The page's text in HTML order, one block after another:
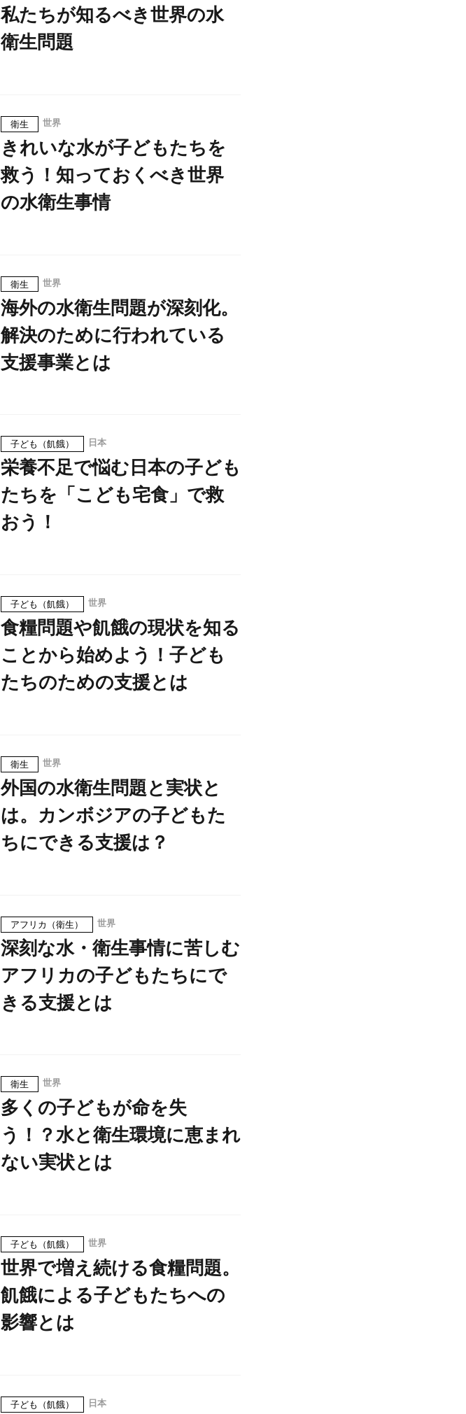
私たちが知るべき世界の水
衛生問題
衛生 世界
きれいな水が子どもたちを
救う！知っておくべき世界
の水衛生事情
衛生 世界
海外の水衛生問題が深刻化。
解決のために行われている
支援事業とは
子ども（飢餓） 日本
栄養不足で悩む日本の子ども
たちを「こども宅食」で救
おう！
子ども（飢餓） 世界
食糧問題や飢餓の現状を知る
ことから始めよう！子ども
たちのための支援とは
衛生 世界
外国の水衛生問題と実状と
は。カンボジアの子どもた
ちにできる支援は？
アフリカ（衛生） 世界
深刻な水・衛生事情に苦しむ
アフリカの子どもたちにで
きる支援とは
衛生 世界
多くの子どもが命を失
う！？水と衛生環境に恵まれ
ない実状とは
子ども（飢餓） 世界
世界で増え続ける食糧問題。
飢餓による子どもたちへの
影響とは
子ども（飢餓） 日本